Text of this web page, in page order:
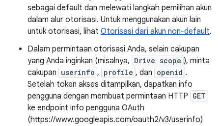
sebagai default dan melewati langkah pemilihan akun
dalam alur otorisasi. Untuk menggunakan akun lain
untuk otorisasi, lihat Otorisasi dari akun non-default.
Dalam permintaan otorisasi Anda, selain cakupan
yang Anda inginkan (misalnya, Drive scope ), minta
cakupan userinfo , profile , dan openid .
Setelah token akses ditampilkan, dapatkan info
pengguna dengan membuat permintaan HTTP GET
ke endpoint info pengguna OAuth
(https://www.googleapis.com/oauth2/v3/userinfo)